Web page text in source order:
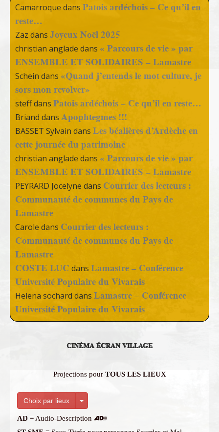
Camarroque dans Patois ardéchois – Ce qu’il en
reste…
Zaz dans Joyeux Noël 2025
christian anglade dans « Parcours de vie » par
ENSEMBLE ET SOLIDAIRES – Lamastre
Schein dans «Quand j’entends le mot culture, je
sors mon revolver»
steffdans Patois ardéchois – Ce qu’il en reste…
Briand dans Apophtegmes !!!
BASSET Sylvain dans Les béalières d’Ardèche en
cette journée du patrimoine
christian anglade dans « Parcours de vie » par
ENSEMBLE ET SOLIDAIRES – Lamastre
PEYRARD Jocelyne dans Courrier des lecteurs :
Communauté de communes du Pays de
Lamastre
Carole dans Courrier des lecteurs :
Communauté de communes du Pays de
Lamastre
COSTE LUC dans Lamastre – Conférence
Université Populaire du Vivarais
Helena sochard dans Lamastre – Conférence
Université Populaire du Vivarais
CINÉMA ÉCRAN VILLAGE